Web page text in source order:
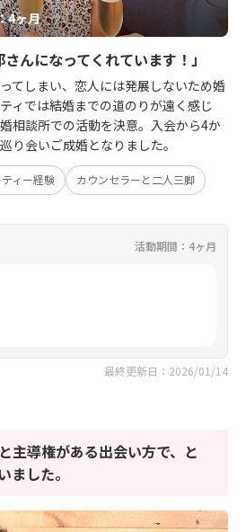
4ヶ月
んになってくれています！」
てしまい、恋人には発展しないため婚
ィでは結婚までの道のりが遠く感じ
相談所での活動を決意。入会から4か
り会いご成婚となりました。
ィー経験 カウンセラーと二人三脚
活動期間：4ヶ月
最終更新日：2026/01/14
主導権がある出会い方で、と
ました。